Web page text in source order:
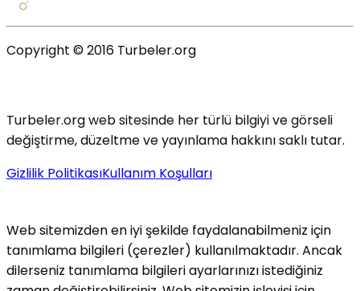
Copyright © 2016 Turbeler.org
Turbeler.org web sitesinde her türlü bilgiyi ve görseli
değiştirme, düzeltme ve yayınlama hakkını saklı tutar.
Gizlilik PolitikasıKullanım Koşulları
Web sitemizden en iyi şekilde faydalanabilmeniz için
tanımlama bilgileri (çerezler) kullanılmaktadır. Ancak
dilerseniz tanımlama bilgileri ayarlarınızı istediğiniz